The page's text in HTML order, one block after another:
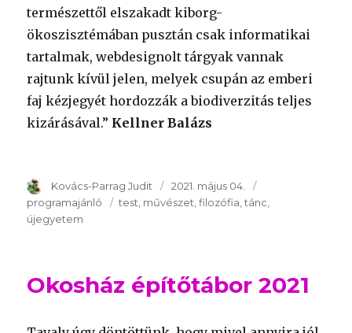
természettől elszakadt kiborg-
ökoszisztémában pusztán csak informatikai
tartalmak, webdesignolt tárgyak vannak
rajtunk kívül jelen, melyek csupán az emberi
faj kézjegyét hordozzák a biodiverzitás teljes
kizárásával.” Kellner Balázs
Szerző
Kovács-Parrag Judit Publikálva
2021. május 04.
programajánló
Kulcsszavak
test művészet filozófia tánc
újegyetem
Okosház építőtábor 2021